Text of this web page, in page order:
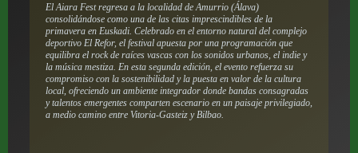
El Aiara Fest regresa a la localidad de Amurrio (Álava)
consolidándose como una de las citas imprescindibles de la
primavera en Euskadi. Celebrado en el entorno natural del complejo
deportivo El Refor, el festival apuesta por una programación que
equilibra el rock de raíces vascas con los sonidos urbanos, el indie y
la música mestiza. En esta segunda edición, el evento refuerza su
compromiso con la sostenibilidad y la puesta en valor de la cultura
local, ofreciendo un ambiente integrador donde bandas consagradas
y talentos emergentes comparten escenario en un paisaje privilegiado,
a medio camino entre Vitoria-Gasteiz y Bilbao.